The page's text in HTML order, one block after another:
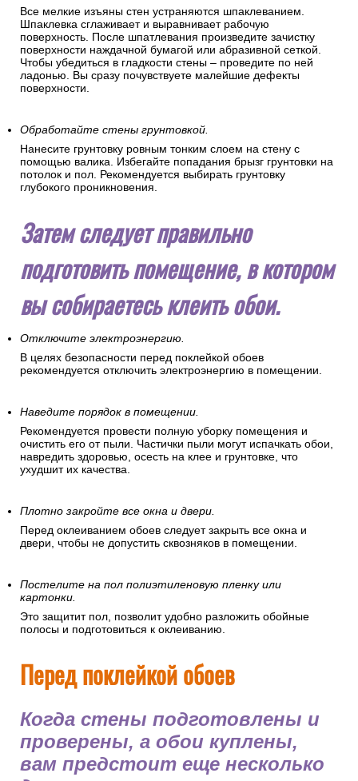
Все мелкие изъяны стен устраняются шпаклеванием.
Шпаклевка сглаживает и выравнивает рабочую
поверхность. После шпатлевания произведите зачистку
поверхности наждачной бумагой или абразивной сеткой.
Чтобы убедиться в гладкости стены – проведите по ней
ладонью. Вы сразу почувствуете малейшие дефекты
поверхности.
Обработайте стены грунтовкой.
Нанесите грунтовку ровным тонким слоем на стену с
помощью валика. Избегайте попадания брызг грунтовки на
потолок и пол. Рекомендуется выбирать грунтовку
глубокого проникновения.
Затем следует правильно
подготовить помещение, в котором
вы собираетесь клеить обои.
Отключите электроэнергию.
В целях безопасности перед поклейкой обоев
рекомендуется отключить электроэнергию в помещении.
Наведите порядок в помещении.
Рекомендуется провести полную уборку помещения и
очистить его от пыли. Частички пыли могут испачкать обои,
навредить здоровью, осесть на клее и грунтовке, что
ухудшит их качества.
Плотно закройте все окна и двери.
Перед оклеиванием обоев следует закрыть все окна и
двери, чтобы не допустить сквозняков в помещении.
Постелите на пол полиэтиленовую пленку или
картонки.
Это защитит пол, позволит удобно разложить обойные
полосы и подготовиться к оклеиванию.
Перед поклейкой обоев
Когда стены подготовлены и
проверены, а обои куплены,
вам предстоит еще несколько